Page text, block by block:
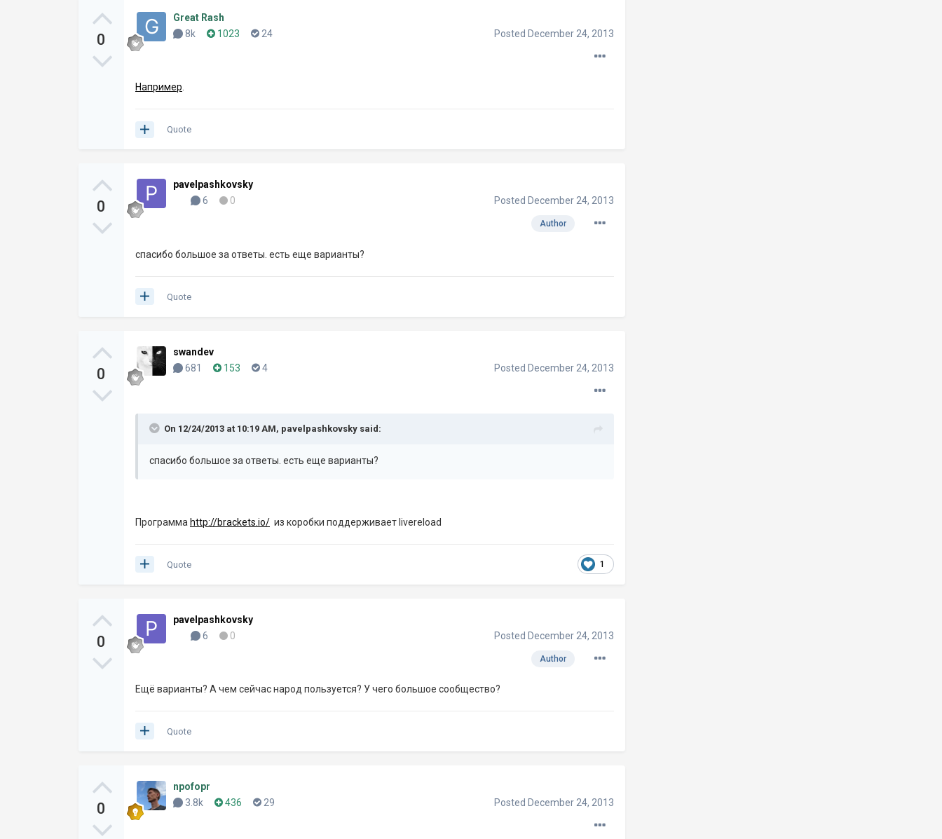
0
Great Rash
8k
1023 24 Posted December 24, 2013
Например.
Quote
0
pavelpashkovsky
6
0 Posted December 24, 2013
Author
спасибо большое за ответы. есть еще варианты?
Quote
0
swandev
681
153 4 Posted December 24, 2013
On 12/24/2013 at 10:19 AM, pavelpashkovsky said:
спасибо большое за ответы. есть еще варианты?
Программа http://brackets.io/ из коробки поддерживает livereload
1
Quote
0
pavelpashkovsky
6
0 Posted December 24, 2013
Author
Ещё варианты? А чем сейчас народ пользуется? У чего большое сообщество?
Quote
0
npofopr
3.8k
436 29 Posted December 24, 2013